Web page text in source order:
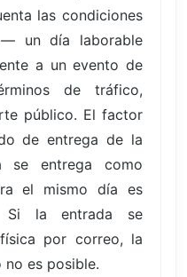
las condiciones
un día laborable
a un evento de
de tráfico,
público. El factor
de entrega de la
se entrega como
el mismo día es
Si la entrada se
por correo, la
es posible.